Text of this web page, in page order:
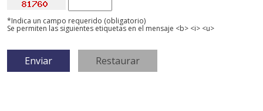
*Indica un campo requerido (obligatorio)
Se permiten las siguientes etiquetas en el mensaje <b> <i> <u>